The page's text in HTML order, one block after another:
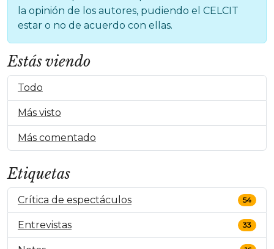
la opinión de los autores, pudiendo el CELCIT
estar o no de acuerdo con ellas.
Estás viendo
Todo
Más visto
Más comentado
Etiquetas
Crítica de espectáculos 54
Entrevistas 33